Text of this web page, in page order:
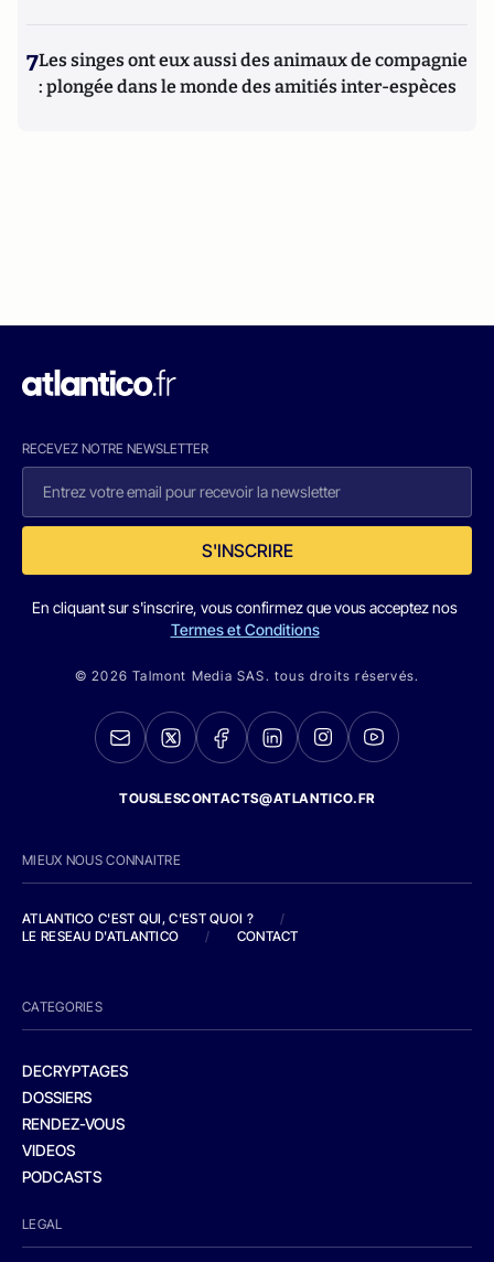
7Les singes ont eux aussi des animaux de compagnie
: plongée dans le monde des amitiés inter-espèces
RECEVEZ NOTRE NEWSLETTER
S'INSCRIRE
En cliquant sur s'inscrire, vous confirmez que vous acceptez nos
Termes et Conditions
© 2026 Talmont Media SAS. tous droits réservés.
TOUSLESCONTACTS@ATLANTICO.FR
MIEUX NOUS CONNAITRE
ATLANTICO C'EST QUI, C'EST QUOI ?
/
LE RESEAU D'ATLANTICO
/ CONTACT
CATEGORIES
DECRYPTAGES
DOSSIERS
RENDEZ-VOUS
VIDEOS
PODCASTS
LEGAL